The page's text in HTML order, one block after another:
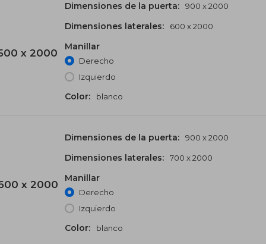
x 2000
Dimensiones de la puerta: 900 x 2000
Dimensiones laterales: 600 x 2000
Manillar
Derecho
Izquierdo
Color: blanco
x 2000
Dimensiones de la puerta: 900 x 2000
Dimensiones laterales: 700 x 2000
Manillar
Derecho
Izquierdo
Color: blanco